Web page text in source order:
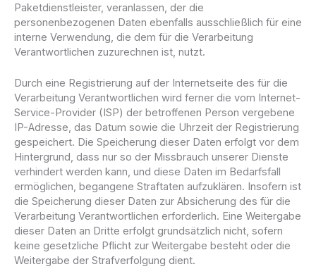
Paketdienstleister, veranlassen, der die
personenbezogenen Daten ebenfalls ausschließlich für eine
interne Verwendung, die dem für die Verarbeitung
Verantwortlichen zuzurechnen ist, nutzt.
Durch eine Registrierung auf der Internetseite des für die
Verarbeitung Verantwortlichen wird ferner die vom Internet-
Service-Provider (ISP) der betroffenen Person vergebene
IP-Adresse, das Datum sowie die Uhrzeit der Registrierung
gespeichert. Die Speicherung dieser Daten erfolgt vor dem
Hintergrund, dass nur so der Missbrauch unserer Dienste
verhindert werden kann, und diese Daten im Bedarfsfall
ermöglichen, begangene Straftaten aufzuklären. Insofern ist
die Speicherung dieser Daten zur Absicherung des für die
Verarbeitung Verantwortlichen erforderlich. Eine Weitergabe
dieser Daten an Dritte erfolgt grundsätzlich nicht, sofern
keine gesetzliche Pflicht zur Weitergabe besteht oder die
Weitergabe der Strafverfolgung dient.